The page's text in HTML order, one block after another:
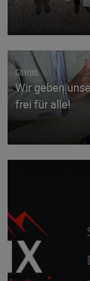
Citynet
Wir geben
frei für alle!